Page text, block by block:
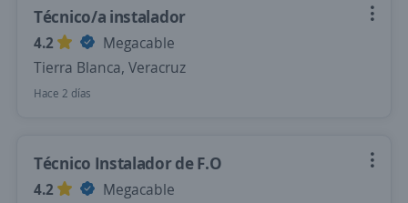
Técnico/a instalador
4.2
Megacable
Tierra Blanca, Veracruz
Hace 2 días
Técnico Instalador de F.O
4.2
Megacable